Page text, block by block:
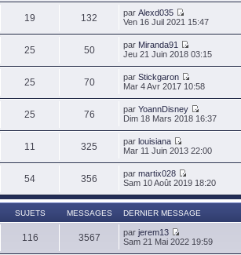
19 132 par Alexd035
Ven 16 Juil 2021 15:47
25 50 par Miranda91
Jeu 21 Juin 2018 03:15
25 70 par Stickgaron
Mar 4 Avr 2017 10:58
25 76 par YoannDisney
Dim 18 Mars 2018 16:37
11 325 par louisiana
Mar 11 Juin 2013 22:00
54 356 par martix028
Sam 10 Août 2019 18:20
SUJETS MESSAGES DERNIER MESSAGE
116 3567 par jerem13
Sam 21 Mai 2022 19:59